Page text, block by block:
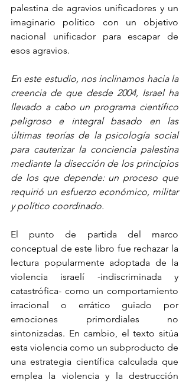
palestina de agravios unificadores y un
imaginario político con un objetivo
nacional unificador para escapar de
esos agravios.
En este estudio, nos inclinamos hacia la
creencia de que desde 2004, Israel ha
llevado a cabo un programa científico
peligroso e integral basado en las
últimas teorías de la psicología social
para cauterizar la conciencia palestina
mediante la disección de los principios
de los que depende: un proceso que
requirió un esfuerzo económico, militar
y político coordinado.
El punto de partida del marco
conceptual de este libro fue rechazar la
lectura popularmente adoptada de la
violencia israelí -indiscriminada y
catastrófica- como un comportamiento
irracional o errático guiado por
emociones primordiales no
sintonizadas. En cambio, el texto sitúa
esta violencia como un subproducto de
una estrategia científica calculada que
emplea la violencia y la destrucción